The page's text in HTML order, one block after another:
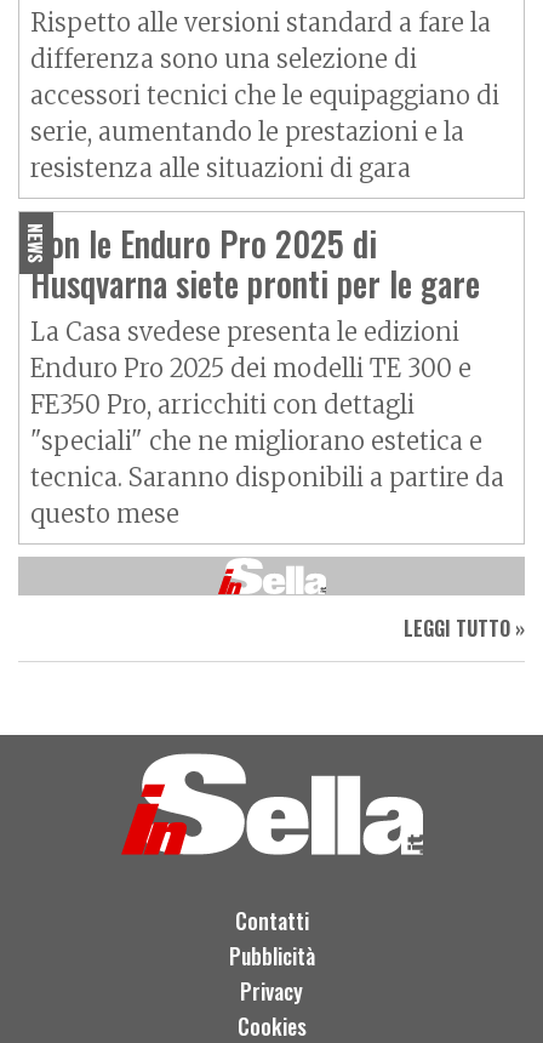
Rispetto alle versioni standard a fare la
differenza sono una selezione di
accessori tecnici che le equipaggiano di
serie, aumentando le prestazioni e la
resistenza alle situazioni di gara
NEWS
Con le Enduro Pro 2025 di
Husqvarna siete pronti per le gare
La Casa svedese presenta le edizioni
Enduro Pro 2025 dei modelli TE 300 e
FE350 Pro, arricchiti con dettagli
"speciali" che ne migliorano estetica e
tecnica. Saranno disponibili a partire da
questo mese
LEGGI TUTTO »
Contatti
Pubblicità
Privacy
Cookies